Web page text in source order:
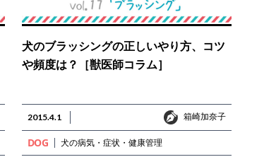
犬のブラッシングの正しいやり方、コツ
や頻度は？［獣医師コラム］
2015.4.1 箱崎加奈子
箱崎加奈子
DOG 犬の病気・症状・健康管理